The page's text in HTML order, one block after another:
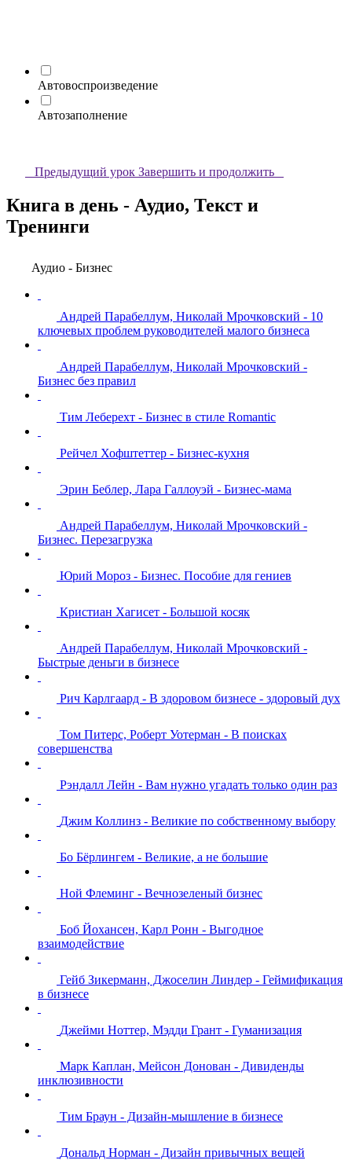
Автовоспроизведение
Автозаполнение
Предыдущий урок Завершить и продолжить
Книга в день - Аудио, Текст и
Тренинги
Аудио - Бизнес
Андрей Парабеллум, Николай Мрочковский - 10
ключевых проблем руководителей малого бизнеса
Андрей Парабеллум, Николай Мрочковский -
Бизнес без правил
Тим Леберехт - Бизнес в стиле Romantic
Рейчел Хофштеттер - Бизнес-кухня
Эрин Беблер, Лара Галлоуэй - Бизнес-мама
Андрей Парабеллум, Николай Мрочковский -
Бизнес. Перезагрузка
Юрий Мороз - Бизнес. Пособие для гениев
Кристиан Хагисет - Большой косяк
Андрей Парабеллум, Николай Мрочковский -
Быстрые деньги в бизнесе
Рич Карлгаард - В здоровом бизнесе - здоровый дух
Том Питерс, Роберт Уотерман - В поисках
совершенства
Рэндалл Лейн - Вам нужно угадать только один раз
Джим Коллинз - Великие по собственному выбору
Бо Бёрлингем - Великие, а не большие
Ной Флеминг - Вечнозеленый бизнес
Боб Йохансен, Карл Ронн - Выгодное
взаимодействие
Гейб Зикерманн, Джоселин Линдер - Геймификация
в бизнесе
Джейми Ноттер, Мэдди Грант - Гуманизация
Марк Каплан, Мейсон Донован - Дивиденды
инклюзивности
Тим Браун - Дизайн-мышление в бизнесе
Дональд Норман - Дизайн привычных вещей